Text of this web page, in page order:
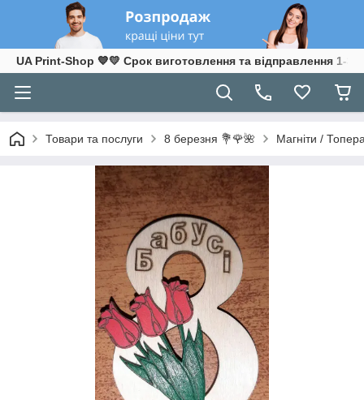
UA Print-Shop ​💙💛 Срок виготовлення та відправлення 1-3
Товари та послуги 8 березня 💐🌹🌺 Магніти /